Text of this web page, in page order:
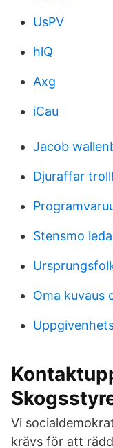
UsPV
hlQ
Axg
iCau
Jacob
Djuraffar
Stensmo
Oma kuvaus
Vi
krävs för att